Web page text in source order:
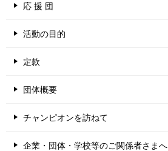
応 援 団
活動の目的
定款
団体概要
チャンピオンを訪ねて
企業・団体・学校等のご関係者さまへ